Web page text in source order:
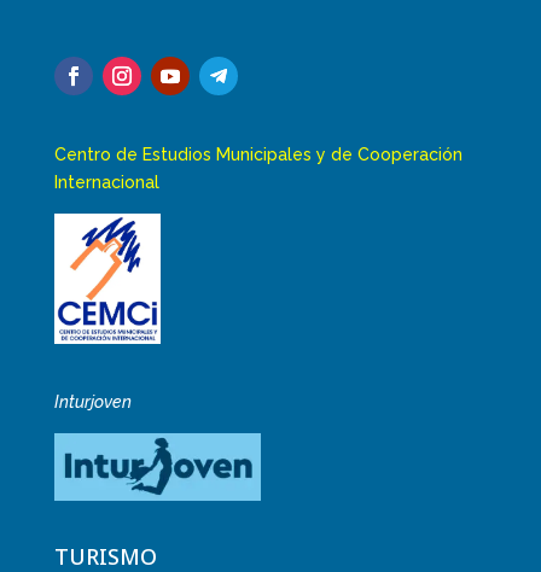
Centro de Estudios Municipales y de Cooperación
Internacional
Inturjoven
TURISMO